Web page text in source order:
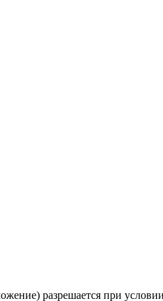
разрешается при